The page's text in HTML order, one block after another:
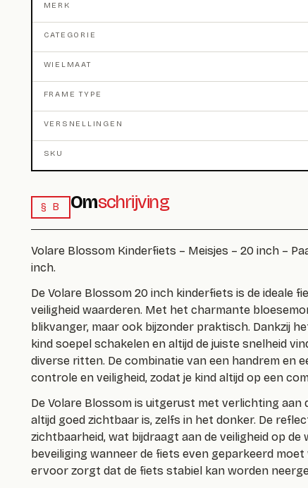
MERK
CATEGORIE
WIELMAAT
FRAME TYPE
VERSNELLINGEN
SKU
§ B Omschrijving
Volare Blossom Kinderfiets – Meisjes – 20 inch –
inch.
De Volare Blossom 20 inch kinderfiets is de ideale
veiligheid waarderen. Met het charmante
blikvanger, maar ook bijzonder praktisch. Dankzij
kind soepel schakelen en altijd de juiste snelheid
diverse ritten. De combinatie van een handrem
controle en veiligheid, zodat je kind altijd op een
De Volare Blossom is uitgerust met verlichting
altijd goed zichtbaar is, zelfs in het donker. De
zichtbaarheid, wat bijdraagt aan de veiligheid op
beveiliging wanneer de fiets even geparkeerd
ervoor zorgt dat de fiets stabiel kan worden